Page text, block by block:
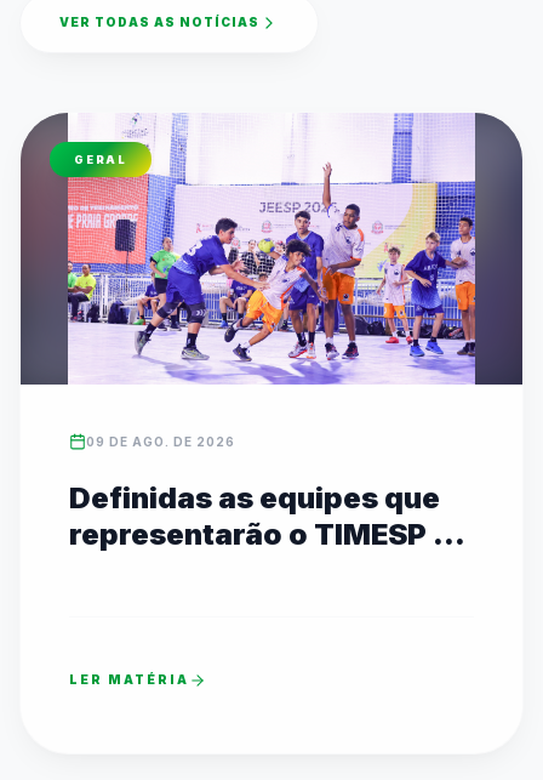
VER TODAS AS NOTÍCIAS
GERAL
09 DE AGO. DE 2026
Definidas as equipes que
representarão o TIMESP no
LER MATÉRIA